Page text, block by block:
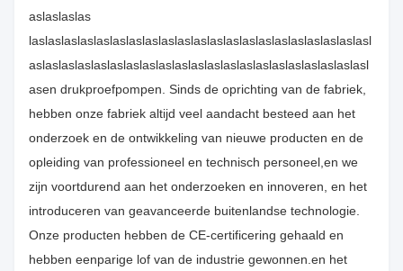
aslaslaslas
laslaslaslaslaslaslaslaslaslaslaslaslaslaslaslaslaslaslaslaslasl
aslaslaslaslaslaslaslaslaslaslaslaslaslaslaslaslaslaslaslaslasl
asen drukproefpompen. Sinds de oprichting van de fabriek,
hebben onze fabriek altijd veel aandacht besteed aan het
onderzoek en de ontwikkeling van nieuwe producten en de
opleiding van professioneel en technisch personeel,en we
zijn voortdurend aan het onderzoeken en innoveren, en het
introduceren van geavanceerde buitenlandse technologie.
Onze producten hebben de CE-certificering gehaald en
hebben eenparige lof van de industrie gewonnen.en het